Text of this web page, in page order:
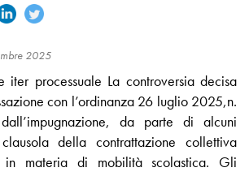
2025
iter processuale La controversia decisa
con l’ordinanza 26 luglio 2025,n.
da parte di alcuni
della contrattazione collettiva
in materia di mobilità scolastica. Gli